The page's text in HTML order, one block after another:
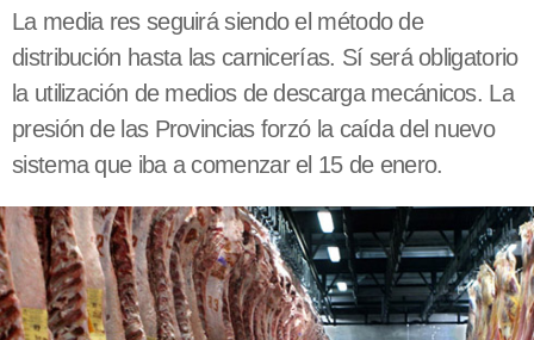
La media res seguirá siendo el método de
distribución hasta las carnicerías. Sí será obligatorio
la utilización de medios de descarga mecánicos. La
presión de las Provincias forzó la caída del nuevo
sistema que iba a comenzar el 15 de enero.